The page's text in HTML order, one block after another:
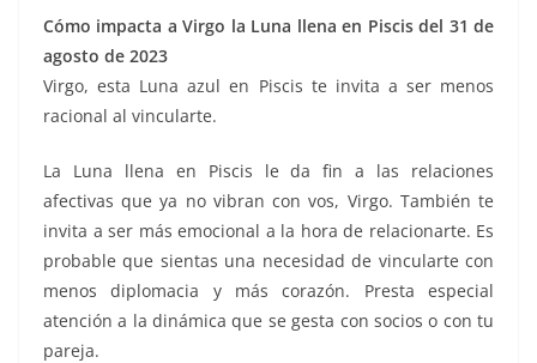
Cómo impacta a Virgo la Luna llena en Piscis del 31 de
agosto de 2023
Virgo, esta Luna azul en Piscis te invita a ser menos
racional al vincularte.
La Luna llena en Piscis le da fin a las relaciones
afectivas que ya no vibran con vos, Virgo. También te
invita a ser más emocional a la hora de relacionarte. Es
probable que sientas una necesidad de vincularte con
menos diplomacia y más corazón. Presta especial
atención a la dinámica que se gesta con socios o con tu
pareja.